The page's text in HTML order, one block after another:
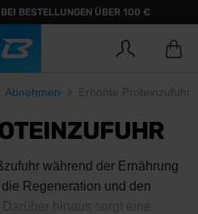
BESTELLUNGEN ÜBER 100 €
Abnehmen Erhöhte Proteinzufuhr
während der Ernährung
Regeneration und den
hinaus sorgt eine